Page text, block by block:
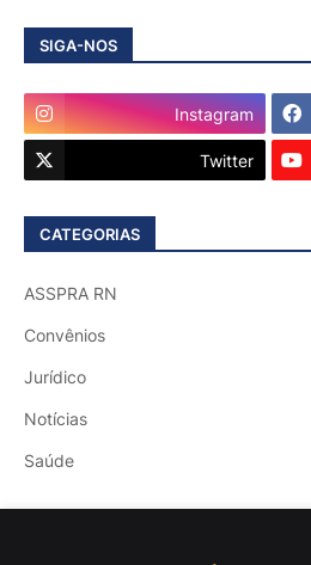
SIGA-NOS
Instagram
Twitter
CATEGORIAS
ASSPRA RN
Convênios
Jurídico
Notícias
Saúde